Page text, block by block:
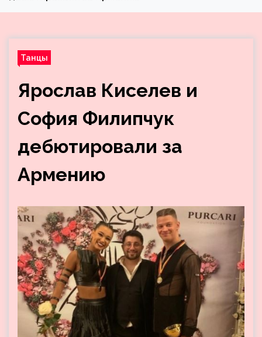
Танцы
Ярослав Киселев и
София Филипчук
дебютировали за
Армению